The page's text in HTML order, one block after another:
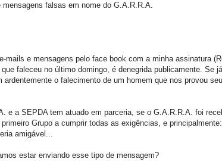
falsas em nome do G.A.R.R.A.
mails e mensagens pelo face book com a minha assinatura
faleceu no último domingo, é denegrida publicamente. Se
ardentemente o falecimento de um homem que nos provou
e a SEPDA tem atuado em parceria, se o G.A.R.R.A. foi
Grupo a cumprir todas as exigências, e
amigável...
estar enviando esse tipo de mensagem?